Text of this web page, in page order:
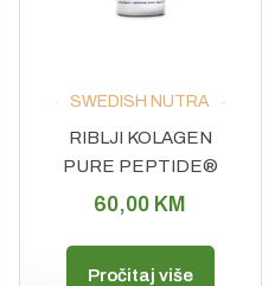
SWEDISH NUTRA
RIBLJI KOLAGEN
PURE PEPTIDE®
10.000
60,00 KM
Pročitaj više